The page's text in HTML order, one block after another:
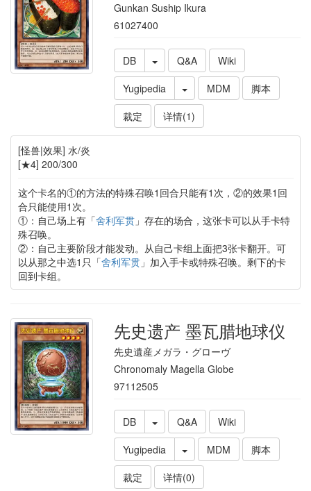
Gunkan Suship Ikura
61027400
DB Q&A
Wiki
Yugipedia
MDM
脚本
裁定
详情(1)
[怪兽|效果] 水/炎
[★4] 200/300
这个卡名的①的方法的特殊召唤1回合只能有1次，②的效果1回
合只能使用1次。
①：自己场上有「舍利军贯」存在的场合，这张卡可以从手卡特
殊召唤。
②：自己主要阶段才能发动。从自己卡组上面把3张卡翻开。可
以从那之中选1只「舍利军贯」加入手卡或特殊召唤。剩下的卡
回到卡组。
先史遗产 墨瓦腊地球仪
先史遺産メガラ・グローヴ
Chronomaly Magella Globe
97112505
DB Q&A
Wiki
Yugipedia
MDM
脚本
裁定
详情(0)